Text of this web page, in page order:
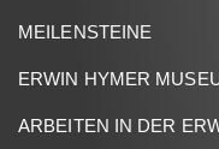
MEILENSTEINE
ERWIN HYMER
ARBEITEN IN DER